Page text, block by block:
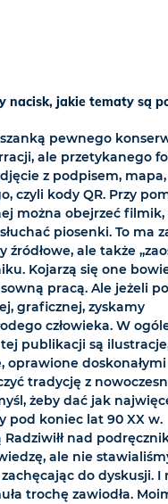
nacisk, jakie tematy są
pewnego
ale przetykanego
z podpisem,
czyli kody QR. Przy
można obejrzeć filmik,
piosenki. To ma
ale także
Kojarzą się one
pracą. Ale jeżeli
graficznej, zyskamy
człowieka. W
publikacji są
oprawione
tradycję z
żeby dać jak
pod koniec lat 90 XX w.
Radziwiłł nad
ale nie
do dyskusji. I
trochę zawiodła.